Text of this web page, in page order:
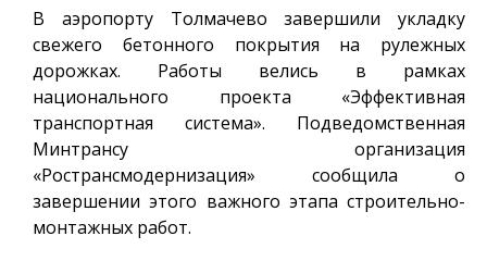
В аэропорту Толмачево завершили укладку
свежего бетонного покрытия на рулежных
дорожках. Работы велись в рамках
национального проекта «Эффективная
транспортная система». Подведомственная
Минтрансу организация
«Ространсмодернизация» сообщила о
завершении этого важного этапа строительно-
монтажных работ.